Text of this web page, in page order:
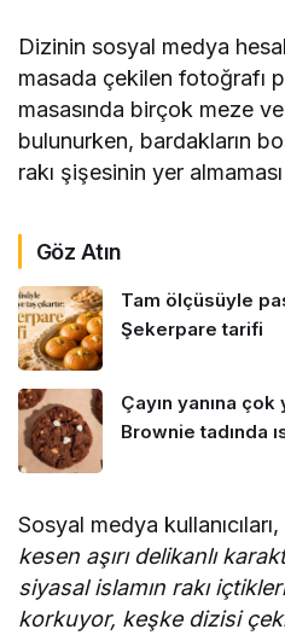
Dizinin sosyal medya
masada çekilen fotoğrafı
masasında birçok meze ve
bulunurken, bardakların
rakı şişesinin yer
Göz Atın
Tam ölçüsüyle
Şekerpare tarifi
Çayın yanına
Brownie tadında
Sosyal medya kullanıcıları,
kesen aşırı delikanlı
siyasal islamın rakı
korkuyor, keşke dizisi